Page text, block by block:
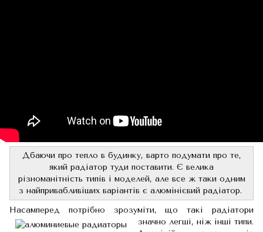
Дбаючи про тепло в будинку, варто подумати про те,
який радіатор туди поставити. Є велика
різноманітність типів і моделей, але все ж таки одним
з найпривабливіших варіантів є алюмінієвий радіатор.
Насамперед потрібно зрозуміти, що такі радіатори
значно легші, ніж інші типи.